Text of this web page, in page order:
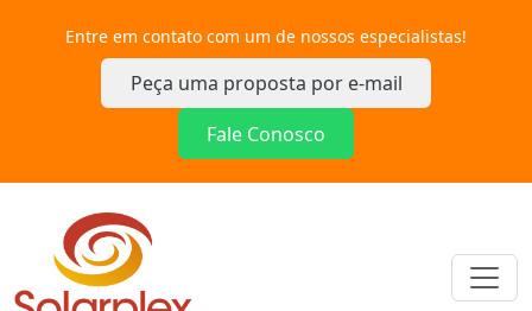
Entre em contato com um de nossos especialistas!
Peça uma proposta por e-mail
Fale Conosco